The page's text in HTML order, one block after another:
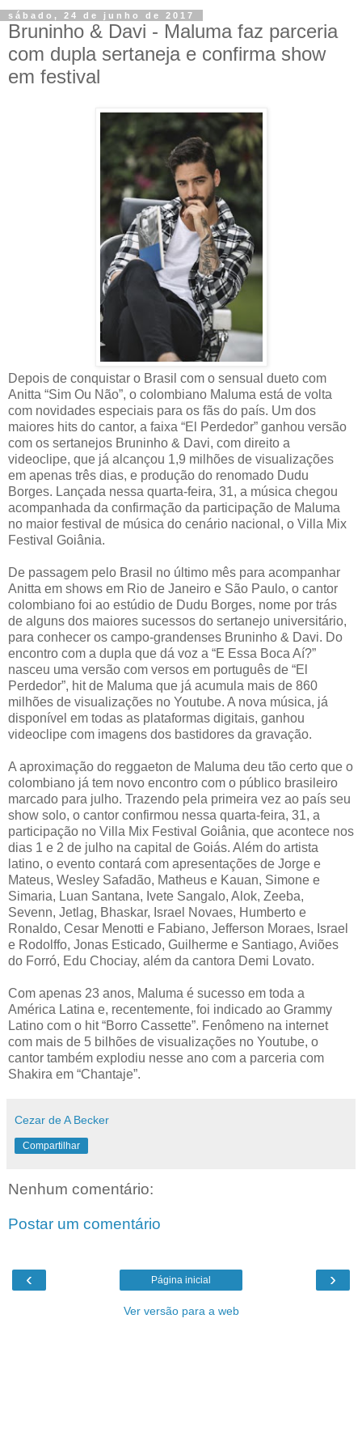
sábado, 24 de junho de 2017
Bruninho & Davi - Maluma faz parceria
com dupla sertaneja e confirma show
em festival
Depois de conquistar o Brasil com o sensual dueto com
Anitta “Sim Ou Não”, o colombiano Maluma está de volta
com novidades especiais para os fãs do país. Um dos
maiores hits do cantor, a faixa “El Perdedor” ganhou versão
com os sertanejos Bruninho & Davi, com direito a
videoclipe, que já alcançou 1,9 milhões de visualizações
em apenas três dias, e produção do renomado Dudu
Borges. Lançada nessa quarta-feira, 31, a música chegou
acompanhada da confirmação da participação de Maluma
no maior festival de música do cenário nacional, o Villa Mix
Festival Goiânia.
De passagem pelo Brasil no último mês para acompanhar
Anitta em shows em Rio de Janeiro e São Paulo, o cantor
colombiano foi ao estúdio de Dudu Borges, nome por trás
de alguns dos maiores sucessos do sertanejo universitário,
para conhecer os campo-grandenses Bruninho & Davi. Do
encontro com a dupla que dá voz a “E Essa Boca Aí?”
nasceu uma versão com versos em português de “El
Perdedor”, hit de Maluma que já acumula mais de 860
milhões de visualizações no Youtube. A nova música, já
disponível em todas as plataformas digitais, ganhou
videoclipe com imagens dos bastidores da gravação.
A aproximação do reggaeton de Maluma deu tão certo que o
colombiano já tem novo encontro com o público brasileiro
marcado para julho. Trazendo pela primeira vez ao país seu
show solo, o cantor confirmou nessa quarta-feira, 31, a
participação no Villa Mix Festival Goiânia, que acontece nos
dias 1 e 2 de julho na capital de Goiás. Além do artista
latino, o evento contará com apresentações de Jorge e
Mateus, Wesley Safadão, Matheus e Kauan, Simone e
Simaria, Luan Santana, Ivete Sangalo, Alok, Zeeba,
Sevenn, Jetlag, Bhaskar, Israel Novaes, Humberto e
Ronaldo, Cesar Menotti e Fabiano, Jefferson Moraes, Israel
e Rodolffo, Jonas Esticado, Guilherme e Santiago, Aviões
do Forró, Edu Chociay, além da cantora Demi Lovato.
Com apenas 23 anos, Maluma é sucesso em toda a
América Latina e, recentemente, foi indicado ao Grammy
Latino com o hit “Borro Cassette”. Fenômeno na internet
com mais de 5 bilhões de visualizações no Youtube, o
cantor também explodiu nesse ano com a parceria com
Shakira em “Chantaje”.
Cezar de A Becker
Compartilhar
Nenhum comentário:
Postar um comentário
‹ ›
Página inicial
Ver versão para a web